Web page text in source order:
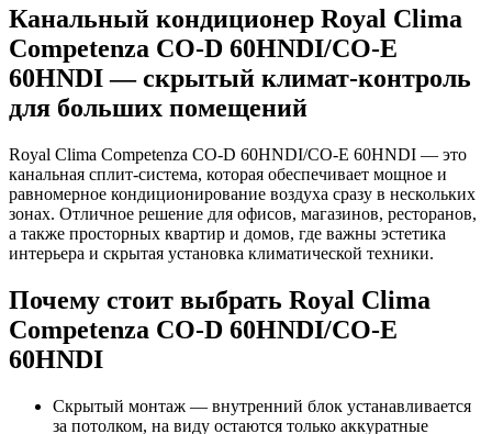
Канальный кондиционер Royal Clima
Competenza CO-D 60HNDI/CO-E
60HNDI — скрытый климат-контроль
для больших помещений
Royal Clima Competenza CO-D 60HNDI/CO-E 60HNDI — это
канальная сплит-система, которая обеспечивает мощное и
равномерное кондиционирование воздуха сразу в нескольких
зонах. Отличное решение для офисов, магазинов, ресторанов,
а также просторных квартир и домов, где важны эстетика
интерьера и скрытая установка климатической техники.
Почему стоит выбрать Royal Clima
Competenza CO-D 60HNDI/CO-E
60HNDI
Скрытый монтаж — внутренний блок устанавливается
за потолком, на виду остаются только аккуратные